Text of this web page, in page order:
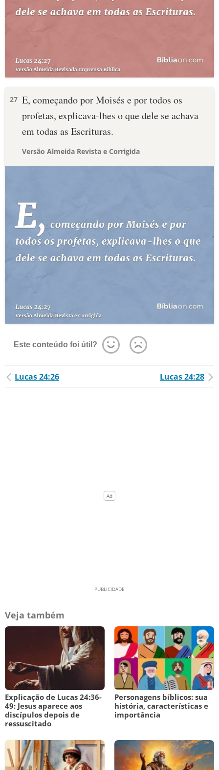
27 E, começando por Moisés e por todos os
profetas, explicava-lhes o que dele se achava
em todas as Escrituras.
Versão Almeida Revista e Corrigida
Este conteúdo foi útil?
Lucas 24:26 Lucas 24:28
Veja também
Explicação de Lucas 24:36-
49: Jesus aparece aos
discípulos depois de
ressuscitado
Personagens bíblicos: sua
história, características e
importância